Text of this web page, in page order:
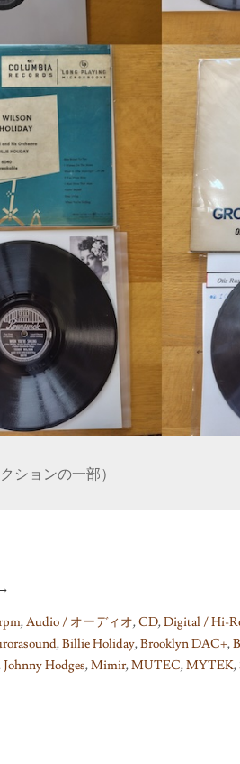
ションの一部）
,Audio / オーディオ,CD,Digital / Hi-
,Billie Holiday,Brooklyn DAC+,
Johnny Hodges,Mimir,MUTEC,MYTEK,